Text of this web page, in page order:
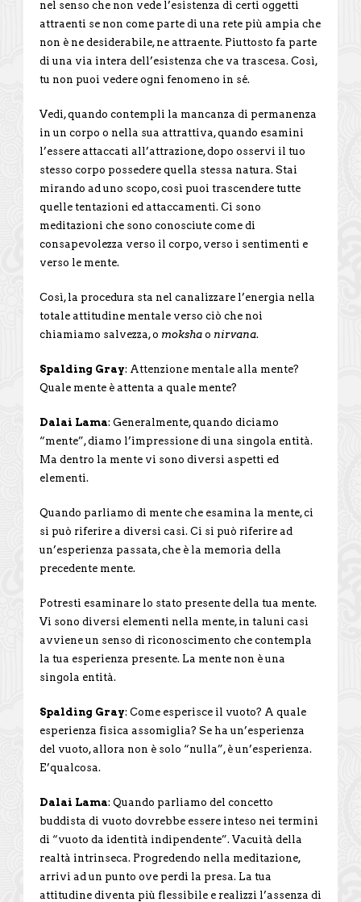
nel senso che non vede l’esistenza di certi oggetti
attraenti se non come parte di una rete più ampia che
non è ne desiderabile, ne attraente. Piuttosto fa parte
di una via intera dell’esistenza che va trascesa. Così,
tu non puoi vedere ogni fenomeno in sé.
Vedi, quando contempli la mancanza di permanenza
in un corpo o nella sua attrattiva, quando esamini
l’essere attaccati all’attrazione, dopo osservi il tuo
stesso corpo possedere quella stessa natura. Stai
mirando ad uno scopo, così puoi trascendere tutte
quelle tentazioni ed attaccamenti. Ci sono
meditazioni che sono conosciute come di
consapevolezza verso il corpo, verso i sentimenti e
verso le mente.
Così, la procedura sta nel canalizzare l’energia nella
totale attitudine mentale verso ciò che noi
chiamiamo salvezza, o moksha o nirvana.
Spalding Gray: Attenzione mentale alla mente?
Quale mente è attenta a quale mente?
Dalai Lama: Generalmente, quando diciamo
“mente”, diamo l’impressione di una singola entità.
Ma dentro la mente vi sono diversi aspetti ed
elementi.
Quando parliamo di mente che esamina la mente, ci
si può riferire a diversi casi. Ci si può riferire ad
un’esperienza passata, che è la memoria della
precedente mente.
Potresti esaminare lo stato presente della tua mente.
Vi sono diversi elementi nella mente, in taluni casi
avviene un senso di riconoscimento che contempla
la tua esperienza presente. La mente non è una
singola entità.
Spalding Gray: Come esperisce il vuoto? A quale
esperienza fisica assomiglia? Se ha un’esperienza
del vuoto, allora non è solo “nulla”, è un’esperienza.
E’qualcosa.
Dalai Lama: Quando parliamo del concetto
buddista di vuoto dovrebbe essere inteso nei termini
di “vuoto da identità indipendente”. Vacuità della
realtà intrinseca. Progredendo nella meditazione,
arrivi ad un punto ove perdi la presa. La tua
attitudine diventa più flessibile e realizzi l’assenza di